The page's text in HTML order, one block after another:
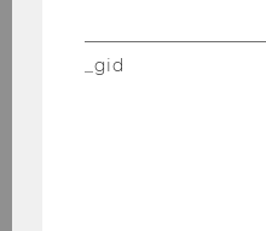
UND
_gid